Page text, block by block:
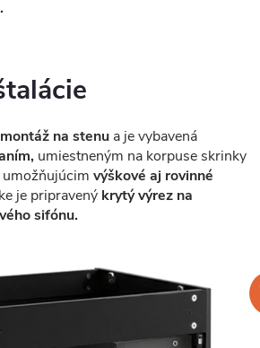
montáž na stenu a je vybavená
umiestneným na korpuse skrinky
výškové aj rovinné
je pripravený krytý výrez na
sifónu.